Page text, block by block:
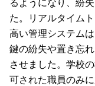
るようになり、紛
た。リアルタイム
高い管理システム
鍵の紛失や置き忘
させました。学校
可された職員のみ